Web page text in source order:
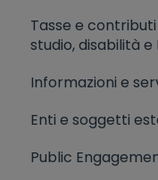
AMMISSIONI
crediti in
Eventi di
Simulatore test
Tasse e
studio, disabilità e
Disabilità e dsa
Diritto allo
Tasse
Informazioni e
Tutorato
Servizio di
Enti e soggetti
Informazioni
Public